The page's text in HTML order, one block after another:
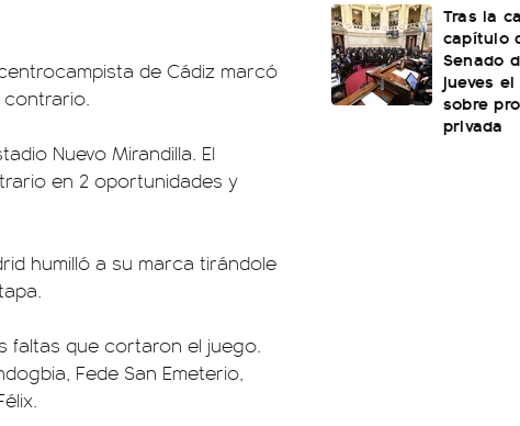
de Cádiz marcó
contrario.
Nuevo Mirandilla. El
en 2 oportunidades y
humilló a su marca tirándole
faltas que cortaron el juego.
Fede San Emeterio,
Tras la
capítulo
Senado
jueves
sobre
privada